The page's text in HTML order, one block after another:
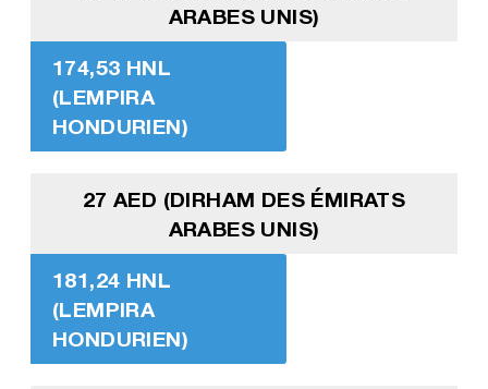
ARABES UNIS)
174,53 HNL
(LEMPIRA
HONDURIEN)
27 AED (DIRHAM DES ÉMIRATS
ARABES UNIS)
181,24 HNL
(LEMPIRA
HONDURIEN)